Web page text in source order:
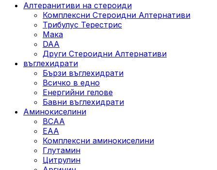
Алтеранитиви на стероиди
Комплексни Стероидни Алтернативи
Трибулус Терестрис
Maка
DAA
Други Стероидни Алтернативи
въглехидрати
Бързи въглехидрати
Всичко в едно
Енергийни гелове
Бавни въглехидрати
Аминокиселини
BCAA
EAA
Комплексни аминокиселини
Глутамин
Цитрулин